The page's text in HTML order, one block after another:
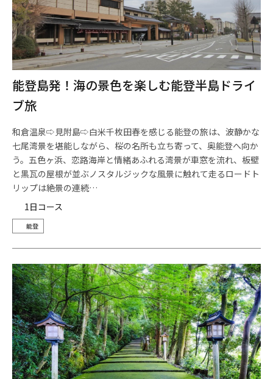
能登島発！海の景色を楽しむ能登半島ドライ
ブ旅
和倉温泉⇨見附島⇨白米千枚田春を感じる能登の旅は、波静かな
七尾湾景を堪能しながら、桜の名所も立ち寄って、奥能登へ向か
う。五色ヶ浜、恋路海岸と情緒あふれる湾景が車窓を流れ、板壁
と黒瓦の屋根が並ぶノスタルジックな風景に触れて走るロードト
リップは絶景の連続…
1日コース
能登